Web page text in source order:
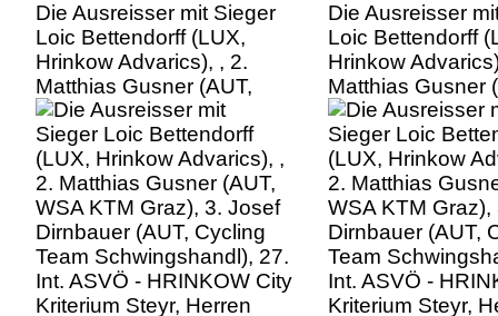
Die Ausreisser mit Sieger
Loic Bettendorff (LUX,
Hrinkow Advarics), , 2.
Matthias Gusner (AUT,
WSA KTM Graz), 3. Josef
Dirnbauer (AUT, Cycling
Team Schwingshandl), 27.
Int. ASVÖ - HRINKOW City
Kriterium Steyr, Herren
Elite, ÖRV, Radsport,
Mountainbike, ELITE
Rennrad
Die Ausreisser
Loic Bettendorff
Hrinkow
Matthias Gusner
WSA KTM Graz),
Dirnbauer (AUT,
Team
Int. ASVÖ -
Kriterium Steyr,
Elite, ÖRV,
Mountainbike,
Rennrad